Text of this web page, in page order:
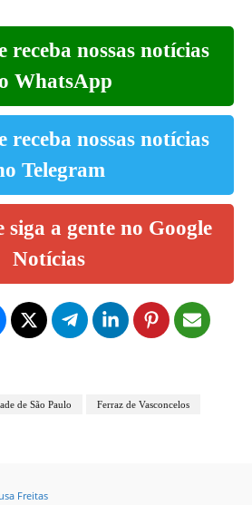
receba nossas notícias
WhatsApp
receba nossas notícias
Telegram
siga a gente no Google
Notícias
de São Paulo Ferraz de Vasconcelos
Freitas